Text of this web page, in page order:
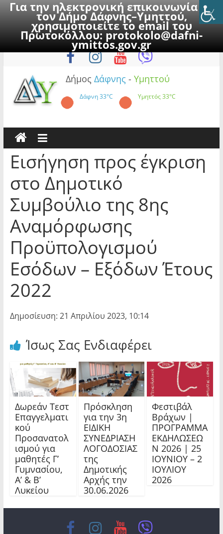
Για την ηλεκτρονική επικοινωνία με
τον Δήμο Δάφνης–Υμηττού,
χρησιμοποιείτε το email του
Πρωτοκόλλου:protokolo@dafni-
ymittos.gov.gr
to
Κυριακή, 9 Αυγούστου 2026
Δήμος Δάφνης - Υμηττού
Δάφνη33°C Υμηττός33°C
Εισήγηση προς έγκριση
στο Δημοτικό
Συμβούλιο της 8ης
Αναμόρφωσης
Προϋπολογισμού
Εσόδων – Εξόδων Έτους
2022
Δημοσίευση: 21 Απριλίου 2023, 10:14
Ίσως Σας Ενδιαφέρει
Δωρεάν Τεστ
Επαγγελματι
κού
Προσανατολ
ισμού για
μαθητές Γ’
Γυμνασίου,
Α’ & Β’
Λυκείου
Πρόσκληση
για την 3η
ΕΙΔΙΚΗ
ΣΥΝΕΔΡΙΑΣΗ
ΛΟΓΟΔΟΣΙΑΣ
της
Δημοτικής
Αρχής την
30.06.2026
Φεστιβάλ
Βράχων |
ΠΡΟΓΡΑΜΜΑ
ΕΚΔΗΛΩΣΕΩ
Ν 2026 | 25
ΙΟΥΝΙΟΥ – 2
ΙΟΥΛΙΟΥ
2026